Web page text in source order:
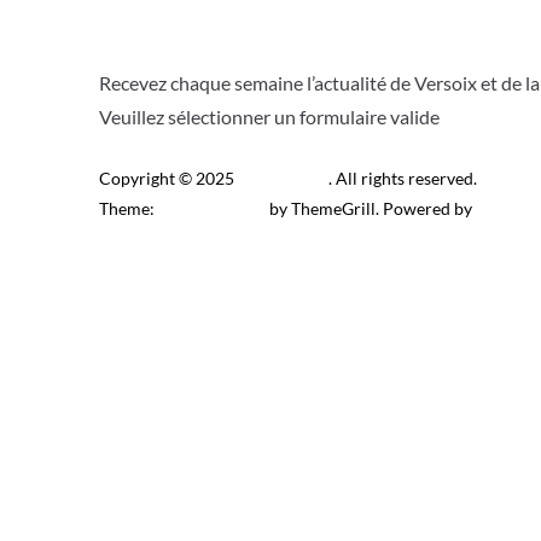
Recevez chaque semaine l’actualité de Versoix et
Veuillez sélectionner un formulaire valide
Copyright © 2025
. All rights reserved.
Theme:
by ThemeGrill. Powered by